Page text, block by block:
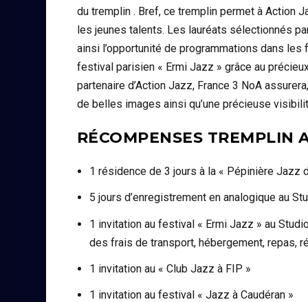
du tremplin . Bref, ce tremplin permet à Action
les jeunes talents. Les lauréats sélectionnés
ainsi l’opportunité de programmations dans
festival parisien « Ermi Jazz » grâce au
partenaire d’Action Jazz, France 3 NoA
de belles images ainsi qu’une précieuse
RÉCOMPENSES TREMPLIN
1 résidence de 3 jours à la « Pépinière Jazz
5 jours d’enregistrement en analogique au
1 invitation au festival « Ermi Jazz » au
des frais de transport, hébergement, repas,
1 invitation au « Club Jazz à FIP »
1 invitation au festival « Jazz à Caudéran »